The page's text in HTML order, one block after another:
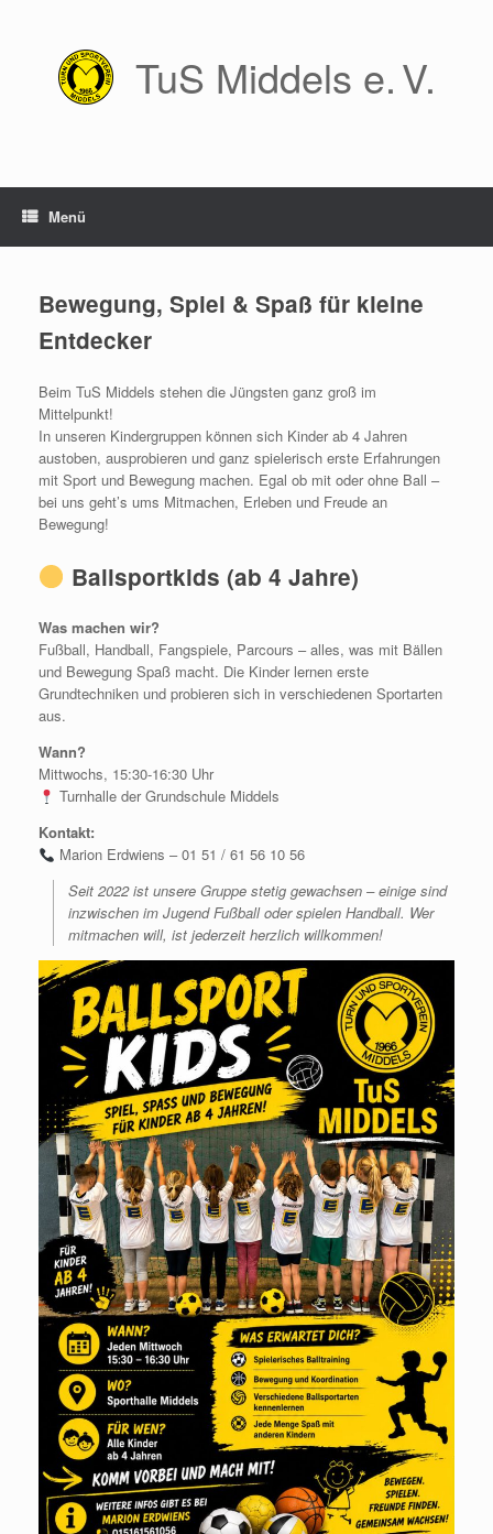
TuS Middels e. V.
Menü
Bewegung, Spiel & Spaß für kleine
Entdecker
Beim TuS Middels stehen die Jüngsten ganz groß im
Mittelpunkt!
In unseren Kindergruppen können sich Kinder ab 4 Jahren
austoben, ausprobieren und ganz spielerisch erste Erfahrungen
mit Sport und Bewegung machen. Egal ob mit oder ohne Ball –
bei uns geht’s ums Mitmachen, Erleben und Freude an
Bewegung!
Ballsportkids (ab 4 Jahre)
Was machen wir?
Fußball, Handball, Fangspiele, Parcours – alles, was mit Bällen
und Bewegung Spaß macht. Die Kinder lernen erste
Grundtechniken und probieren sich in verschiedenen Sportarten
aus.
Wann?
Mittwochs, 15:30-16:30 Uhr
Turnhalle der Grundschule Middels
Kontakt:
Marion Erdwiens – 01 51 / 61 56 10 56
Seit 2022 ist unsere Gruppe stetig gewachsen – einige sind
inzwischen im Jugend Fußball oder spielen Handball. Wer
mitmachen will, ist jederzeit herzlich willkommen!